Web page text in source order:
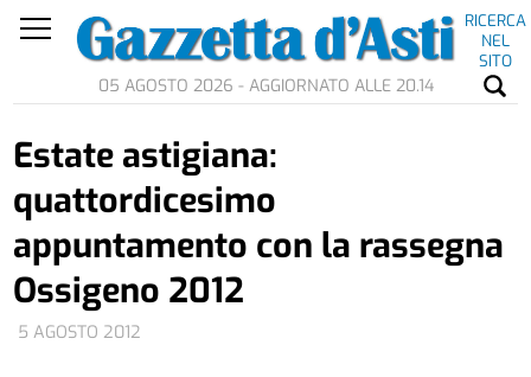
RICERCA
NEL
SITO
05 AGOSTO 2026 - AGGIORNATO ALLE 20.14
5 AGOSTO 2012
Estate astigiana:
quattordicesimo
appuntamento con la rassegna
Ossigeno 2012